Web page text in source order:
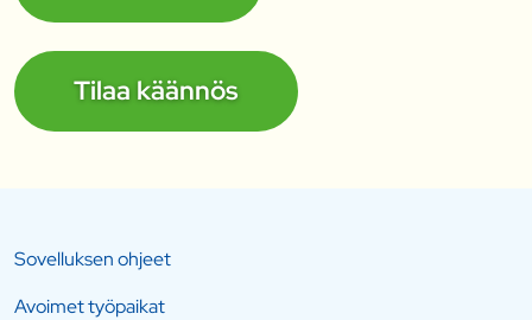
Tilaa käännös
Sovelluksen ohjeet
Avoimet työpaikat